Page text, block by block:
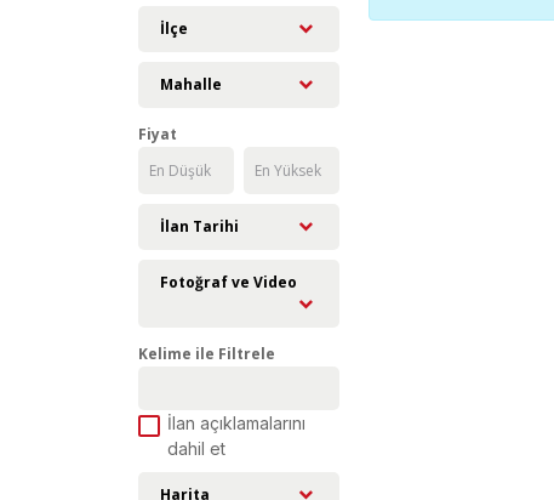
İlçe
Mahalle
Fiyat
İlan Tarihi
Fotoğraf ve Video
Kelime ile Filtrele
İlan açıklamalarını
dahil et
Harita